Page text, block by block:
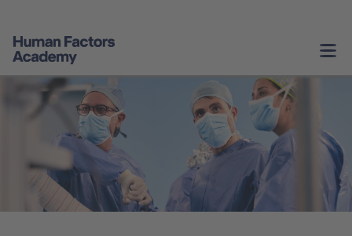
Unternehmenstrainings
Persönliche Weiterentwicklung
Service & Informationen